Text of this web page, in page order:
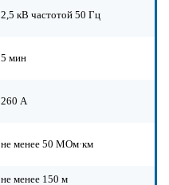
2,5 кВ частотой 50 Гц
5 мин
260 А
не менее 50 МОм·км
не менее 150 м